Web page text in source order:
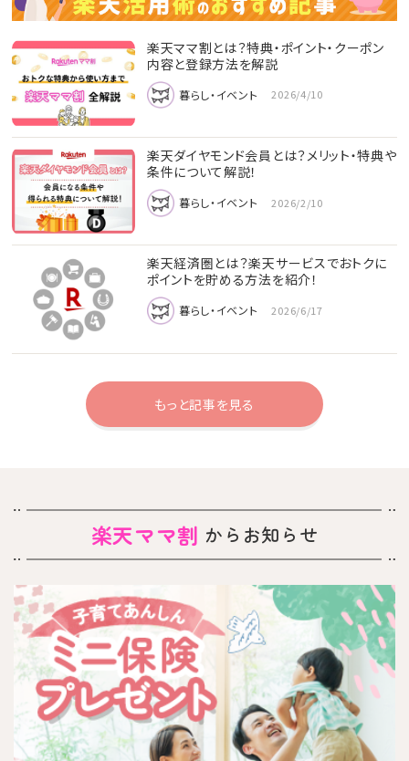
楽天ママ割とは？特典・ポイント・クーポン
内容と登録方法を解説
暮らし・イベント 2026/4/10
楽天ダイヤモンド会員とは？メリット・特典や
条件について解説！
暮らし・イベント 2026/2/10
楽天経済圏とは？楽天サービスでおトクに
ポイントを貯める方法を紹介！
暮らし・イベント 2026/6/17
もっと記事を見る
楽天ママ割 からお知らせ